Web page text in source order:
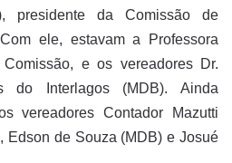
presidente da Comissão de
ele, estavam a Professora
e os vereadores Dr.
do Interlagos (MDB). Ainda
vereadores Contador Mazutti
Edson de Souza (MDB) e Josué